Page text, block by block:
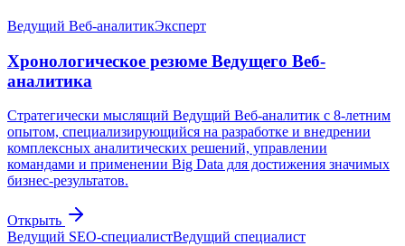
Ведущий Веб-аналитикЭксперт
Хронологическое резюме Ведущего Веб-
аналитика
Стратегически мыслящий Ведущий Веб-аналитик с 8-летним
опытом, специализирующийся на разработке и внедрении
комплексных аналитических решений, управлении
командами и применении Big Data для достижения значимых
бизнес-результатов.
Открыть
Ведущий SEO-специалистВедущий специалист